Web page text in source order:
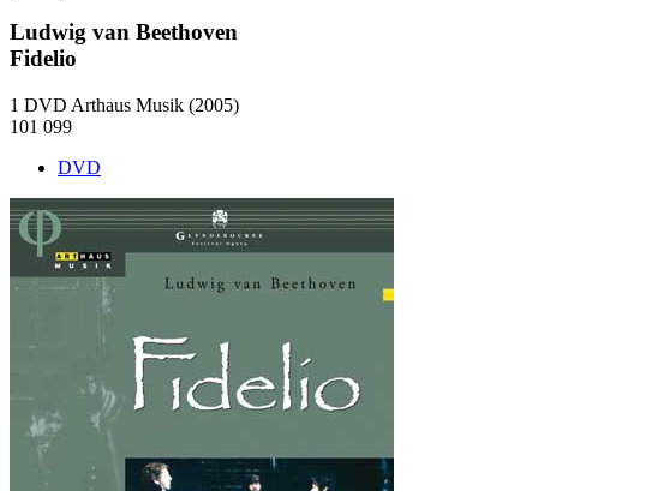
Ludwig van Beethoven
Fidelio
1 DVD Arthaus Musik (2005)
101 099
DVD